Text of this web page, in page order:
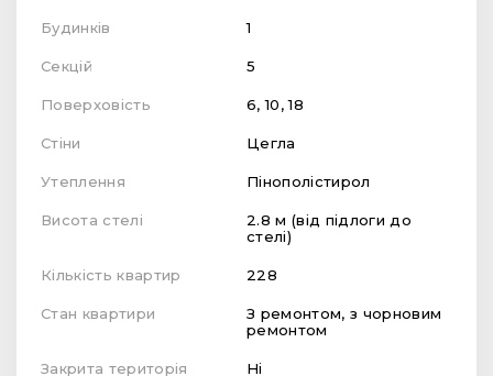
Будинків 1
Секцій 5
Поверховість 6, 10, 18
Стіни Цегла
Утеплення Пінополістирол
Висота стелі
2.8 м (від підлоги до
стелі)
Кількість квартир 228
Стан квартири
З ремонтом, з чорновим
ремонтом
Закрита територія Ні